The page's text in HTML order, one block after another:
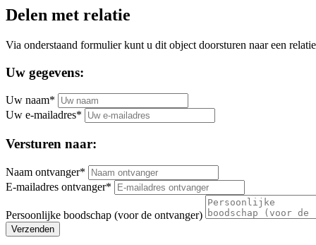
Delen met relatie
Via onderstaand formulier kunt u dit object doorsturen naar een
Uw gegevens:
Uw naam*
Uw e-mailadres*
Versturen naar:
Naam ontvanger*
E-mailadres ontvanger*
Persoonlijke boodschap (voor de ontvanger)
Verzenden